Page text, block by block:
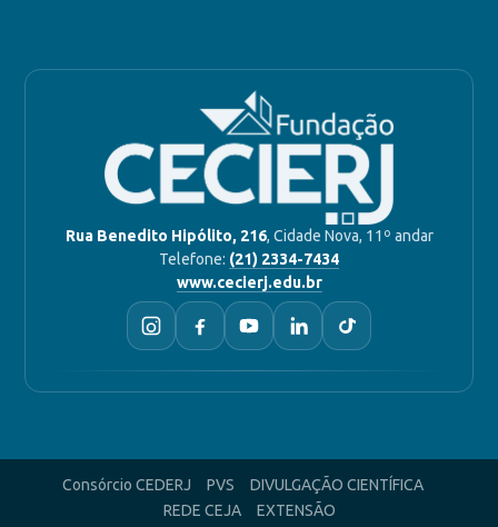
Rua Benedito Hipólito, 216, Cidade Nova, 11º andar
Telefone: (21) 2334-7434
www.cecierj.edu.br
Consórcio CEDERJ PVS
DIVULGAÇÃO CIENTÍFICA
REDE CEJA
EXTENSÃO